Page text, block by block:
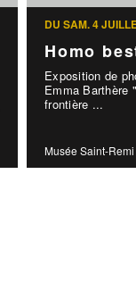
DU SAM. 4
Homo
Exposition de
Emma Barthère
frontière ...
Musée Saint-Remi